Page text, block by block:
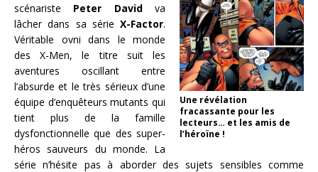
Une révélation
fracassante pour les
lecteurs… et les amis de
l’héroïne !
scénariste Peter Davidva
lâcher dans sa série X-Factor.
Véritable ovni dans le monde
des X-Men, le titre suit les
aventures oscillant entre
l’absurde et le très sérieux d’une
équipe d’enquêteurs mutants qui
tient plus de la famille
dysfonctionnelle que des super-
héros sauveurs du monde. La
série n’hésite pas à aborder des sujets sensibles comme